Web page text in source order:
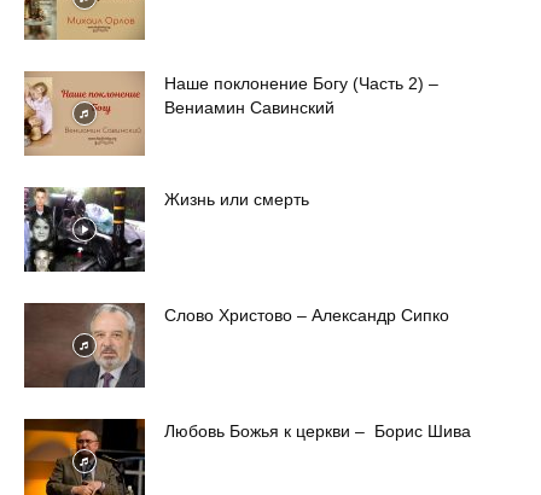
Наше поклонение Богу (Часть 2) –
Вениамин Савинский
Жизнь или смерть
Слово Христово – Александр Сипко
Любовь Божья к церкви – Борис Шива